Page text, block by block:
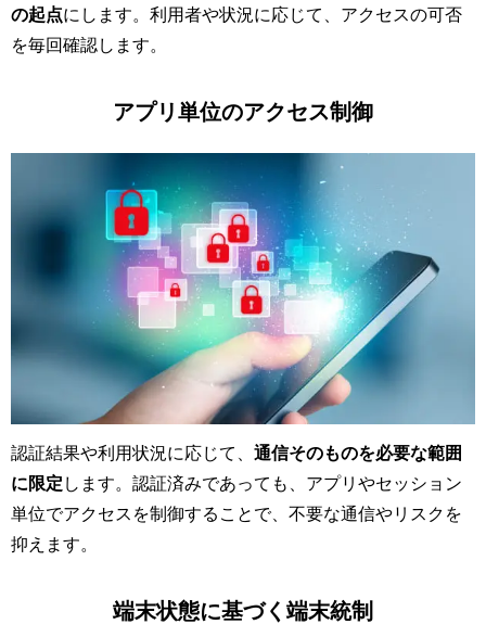
の起点にします。利用者や状況に応じて、アクセスの可否
を毎回確認します。
アプリ単位のアクセス制御
認証結果や利用状況に応じて、 通信そのものを必要な範囲
に限定します。認証済みであっても、アプリやセッション
単位でアクセスを制御することで、不要な通信やリスクを
抑えます。
端末状態に基づく端末統制